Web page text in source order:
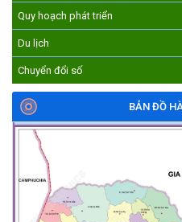
Quy hoạch phát triển
Du lịch
Chuyển đổi số
BẢN ĐỒ